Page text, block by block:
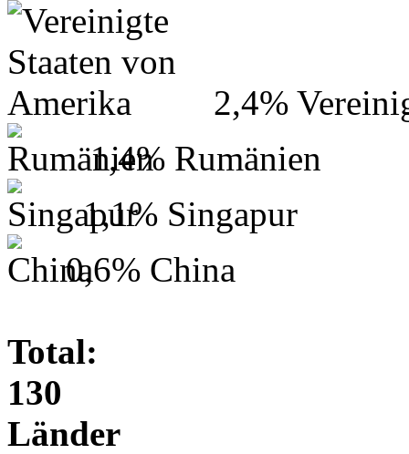
2,4%
1,4% Rumänien
1,1% Singapur
0,6% China
Total:
130
Länder